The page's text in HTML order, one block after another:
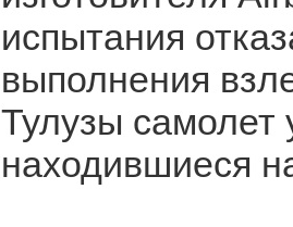
испытания
выполнения
Тулузы самолет
находившиеся